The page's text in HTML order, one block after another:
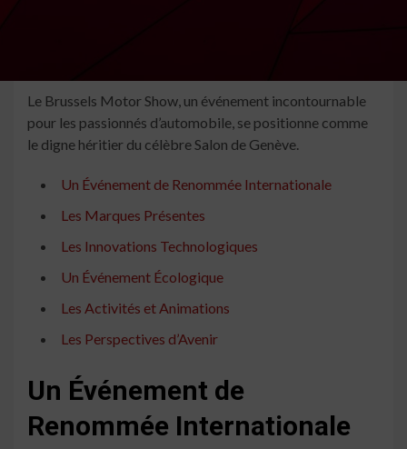
Le Brussels Motor Show, un événement incontournable
pour les passionnés d’automobile, se positionne comme
le digne héritier du célèbre Salon de Genève.
Un Événement de Renommée Internationale
Les Marques Présentes
Les Innovations Technologiques
Un Événement Écologique
Les Activités et Animations
Les Perspectives d’Avenir
Un Événement de
Renommée Internationale